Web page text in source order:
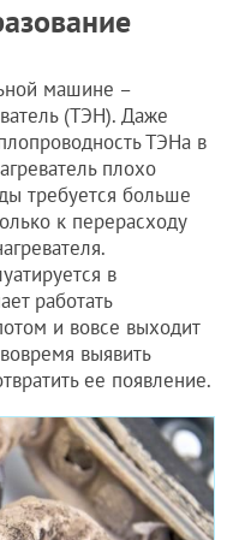
машине –
(ТЭН). Даже
ТЭНа в
плохо
требуется больше
к перерасходу
в
работать
и вовсе выходит
выявить
ее появление.